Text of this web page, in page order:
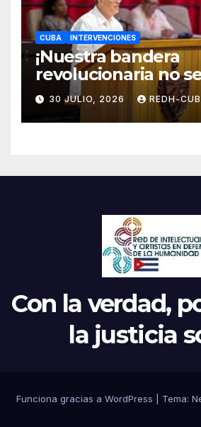
CUBA INTERVENCIONES
¡Nuestra bandera
revolucionaria no
jamás! Por Bruno
Parrilla
30 JULIO, 2026 REDH-
Con la verdad,
la justicia
Funciona gracias a WordPress Tema: